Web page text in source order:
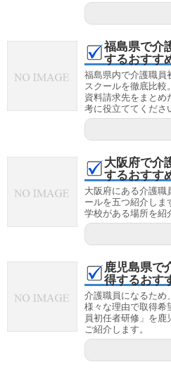
福島県で介
するおすす
福島県内で介護職員
スクールを徹底比較
資料請求先をまとめ
考に役立ててくださ
大阪府で介
するおすす
大阪府にある介護職
ールを五つ紹介しま
学校がある場所を紹
鹿児島県で
得するおす
介護職員になるため
様々な理由で取得希
員初任者研修」を鹿
ご紹介します。